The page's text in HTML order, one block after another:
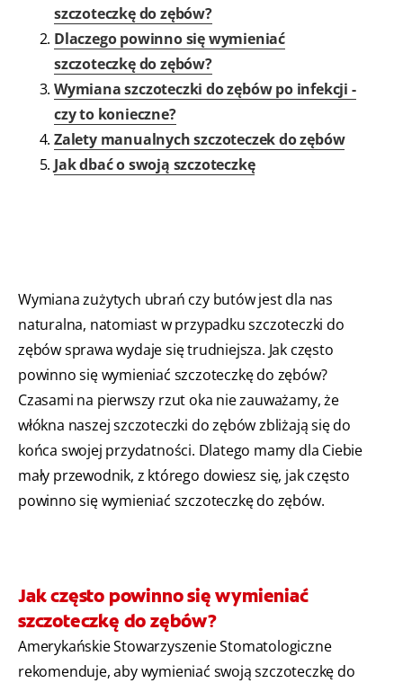
szczoteczkę do zębów?
Dlaczego powinno się wymieniać
szczoteczkę do zębów?
Wymiana szczoteczki do zębów po infekcji -
czy to konieczne?
Zalety manualnych szczoteczek do zębów
Jak dbać o swoją szczoteczkę
Wymiana zużytych ubrań czy butów jest dla nas
naturalna, natomiast w przypadku szczoteczki do
zębów sprawa wydaje się trudniejsza. Jak często
powinno się wymieniać szczoteczkę do zębów?
Czasami na pierwszy rzut oka nie zauważamy, że
włókna naszej szczoteczki do zębów zbliżają się do
końca swojej przydatności. Dlatego mamy dla Ciebie
mały przewodnik, z którego dowiesz się, jak często
powinno się wymieniać szczoteczkę do zębów.
Jak często powinno się wymieniać
szczoteczkę do zębów?
Amerykańskie Stowarzyszenie Stomatologiczne
rekomenduje, aby wymieniać swoją szczoteczkę do